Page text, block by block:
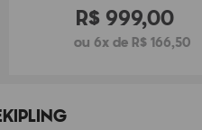
R$ 999,00
ou 6x de R$ 166,50